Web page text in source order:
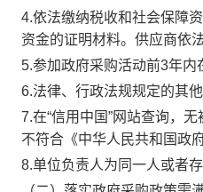
4.依法缴纳税收和社会保障
资金的证明材料。供应商依
5.参加政府采购活动前3年
6.法律、行政法规规定的其他
7.在“信用中国”网站查询，
不符合《中华人民共和国政
8.单位负责人为同一人或者